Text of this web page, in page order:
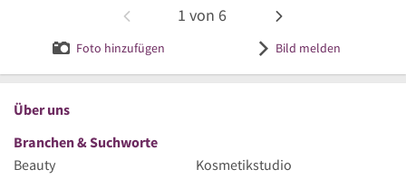
1 von 6
Foto hinzufügen Bild melden
Über uns
Branchen & Suchworte
Beauty
Kosmetikstudio